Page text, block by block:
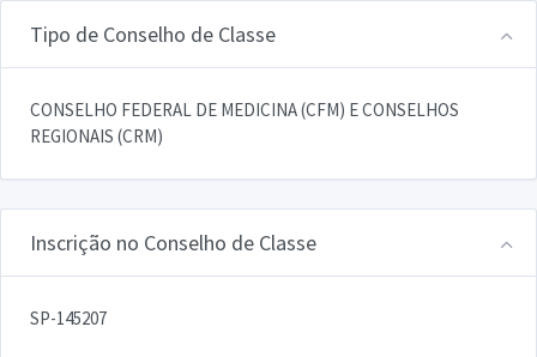
Tipo de Conselho de Classe
CONSELHO FEDERAL DE MEDICINA (CFM) E CONSELHOS
REGIONAIS (CRM)
Inscrição no Conselho de Classe
SP-145207